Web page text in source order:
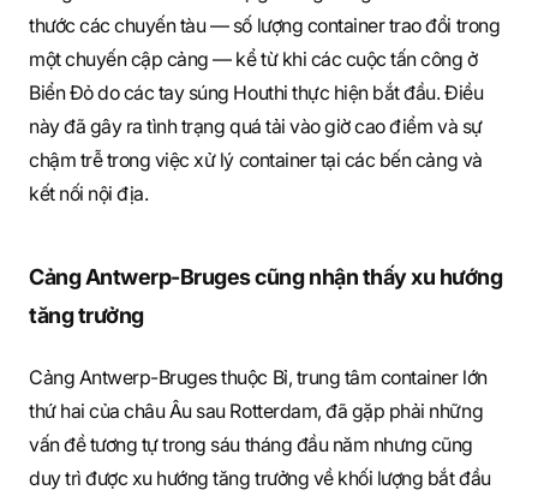
thước các chuyến tàu — số lượng container trao đổi trong
một chuyến cập cảng — kể từ khi các cuộc tấn công ở
Biển Đỏ do các tay súng Houthi thực hiện bắt đầu. Điều
này đã gây ra tình trạng quá tải vào giờ cao điểm và sự
chậm trễ trong việc xử lý container tại các bến cảng và
kết nối nội địa.
Cảng Antwerp-Bruges cũng nhận thấy xu hướng
tăng trưởng
Cảng Antwerp-Bruges thuộc Bỉ, trung tâm container lớn
thứ hai của châu Âu sau Rotterdam, đã gặp phải những
vấn đề tương tự trong sáu tháng đầu năm nhưng cũng
duy trì được xu hướng tăng trưởng về khối lượng bắt đầu